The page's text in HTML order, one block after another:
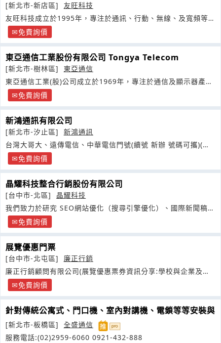
[新北市-新店區]
友旺科技
友旺科技成立於1995年，專注於通訊、行動、無線、及寬頻等核
心通訊技術
免費詢價
東亞通信工業股份有限公司 Tongya Telecom
[新北市-樹林區]
東亞通信
東亞通信工業(股)公司成立於1969年，專注於通信及顯示器產品
開發生產工作
免費詢價
新鴻通訊有限公司
[新北市-汐止區]
新鴻通訊
台灣大哥大、遠傳電信、中華電信門號(續號 新辦 號碼可攜)(原
廠台製配件零售批發
免費詢價
晶耀科技整合行銷股份有限公司
[台中市-北區]
晶耀科技
我們致力於研究 SEO網站優化（搜尋引擎優化）、國際新聞稿發
布與外貿
免費詢價
展覽優惠門票
[台中市-北屯區]
廉正行銷
廉正行銷顧問有限公司(展覽優惠票券資訊分享:學校與企業及軍
公教團體團購優惠專案
免費詢價
針對傳統公寓式、門口機、室內對講機、電鎖等等安裝與
[新北市-板橋區]
全盛通信
服務電話:(02)2959-6060 0921-432-888